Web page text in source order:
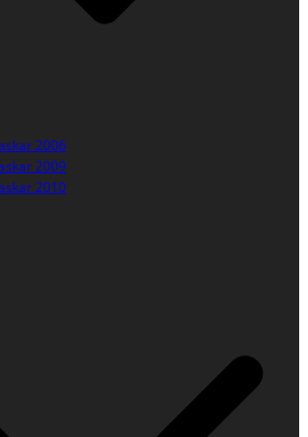
2006
2009
2010